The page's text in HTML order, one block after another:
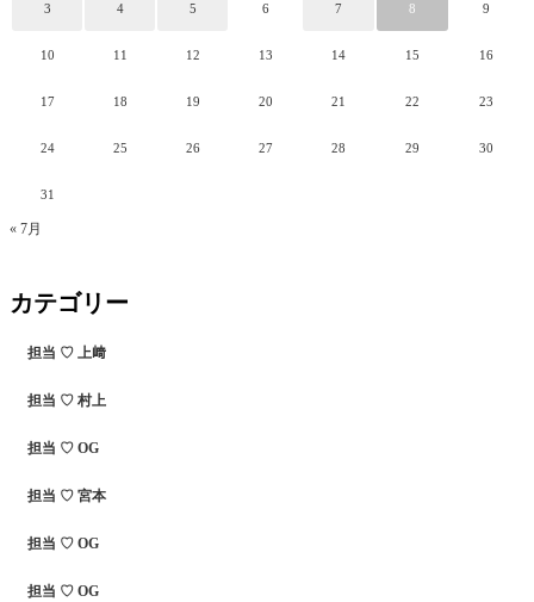
3 4 5 6 7 8 9
10 11 12 13 14 15 16
17 18 19 20 21 22 23
24 25 26 27 28 29 30
31
« 7月
カテゴリー
担当 ♡ 上﨑
担当 ♡ 村上
担当 ♡ OG
担当 ♡ 宮本
担当 ♡ OG
担当 ♡ OG